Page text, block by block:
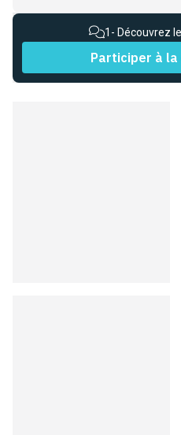
1 - Découvrez
Participer à